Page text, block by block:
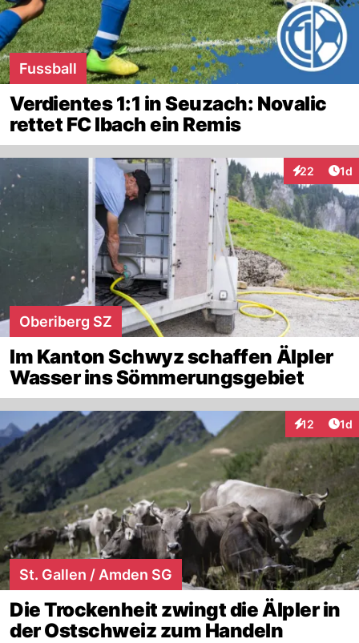
Fussball
Verdientes 1:1 in Seuzach: Novalic
rettet FC Ibach ein Remis
22
Interaktionen
1d
Oberiberg SZ
Im Kanton Schwyz schaffen Älpler
Wasser ins Sömmerungsgebiet
12 1d
St. Gallen / Amden SG
Die Trockenheit zwingt die Älpler in
der Ostschweiz zum Handeln